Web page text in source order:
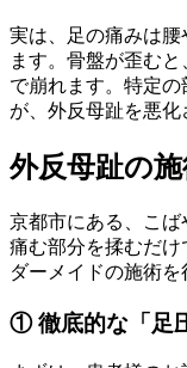
実は、足の痛みは腰
ます。骨盤が歪む
で崩れます。特定
が、外反母趾を悪化
外反母趾の施
京都市にある、こば
痛む部分を揉むだ
ダーメイドの施術を
① 徹底的な「足